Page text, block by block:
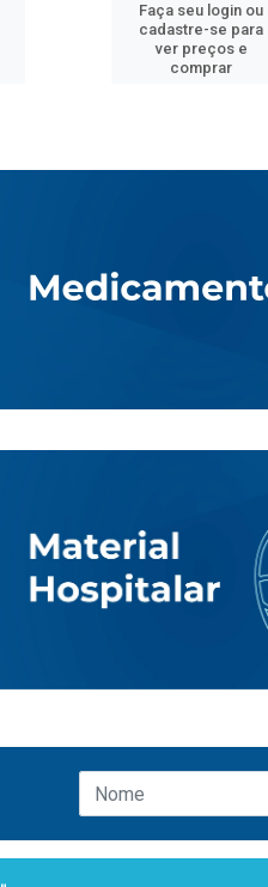
Faça seu login ou
cadastre-se para
ver preços e
comprar